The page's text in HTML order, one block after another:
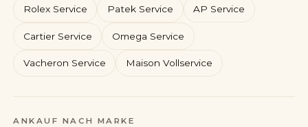
Rolex Service Patek Service AP Service
Cartier Service Omega Service
Vacheron Service Maison Vollservice
ANKAUF NACH MARKE